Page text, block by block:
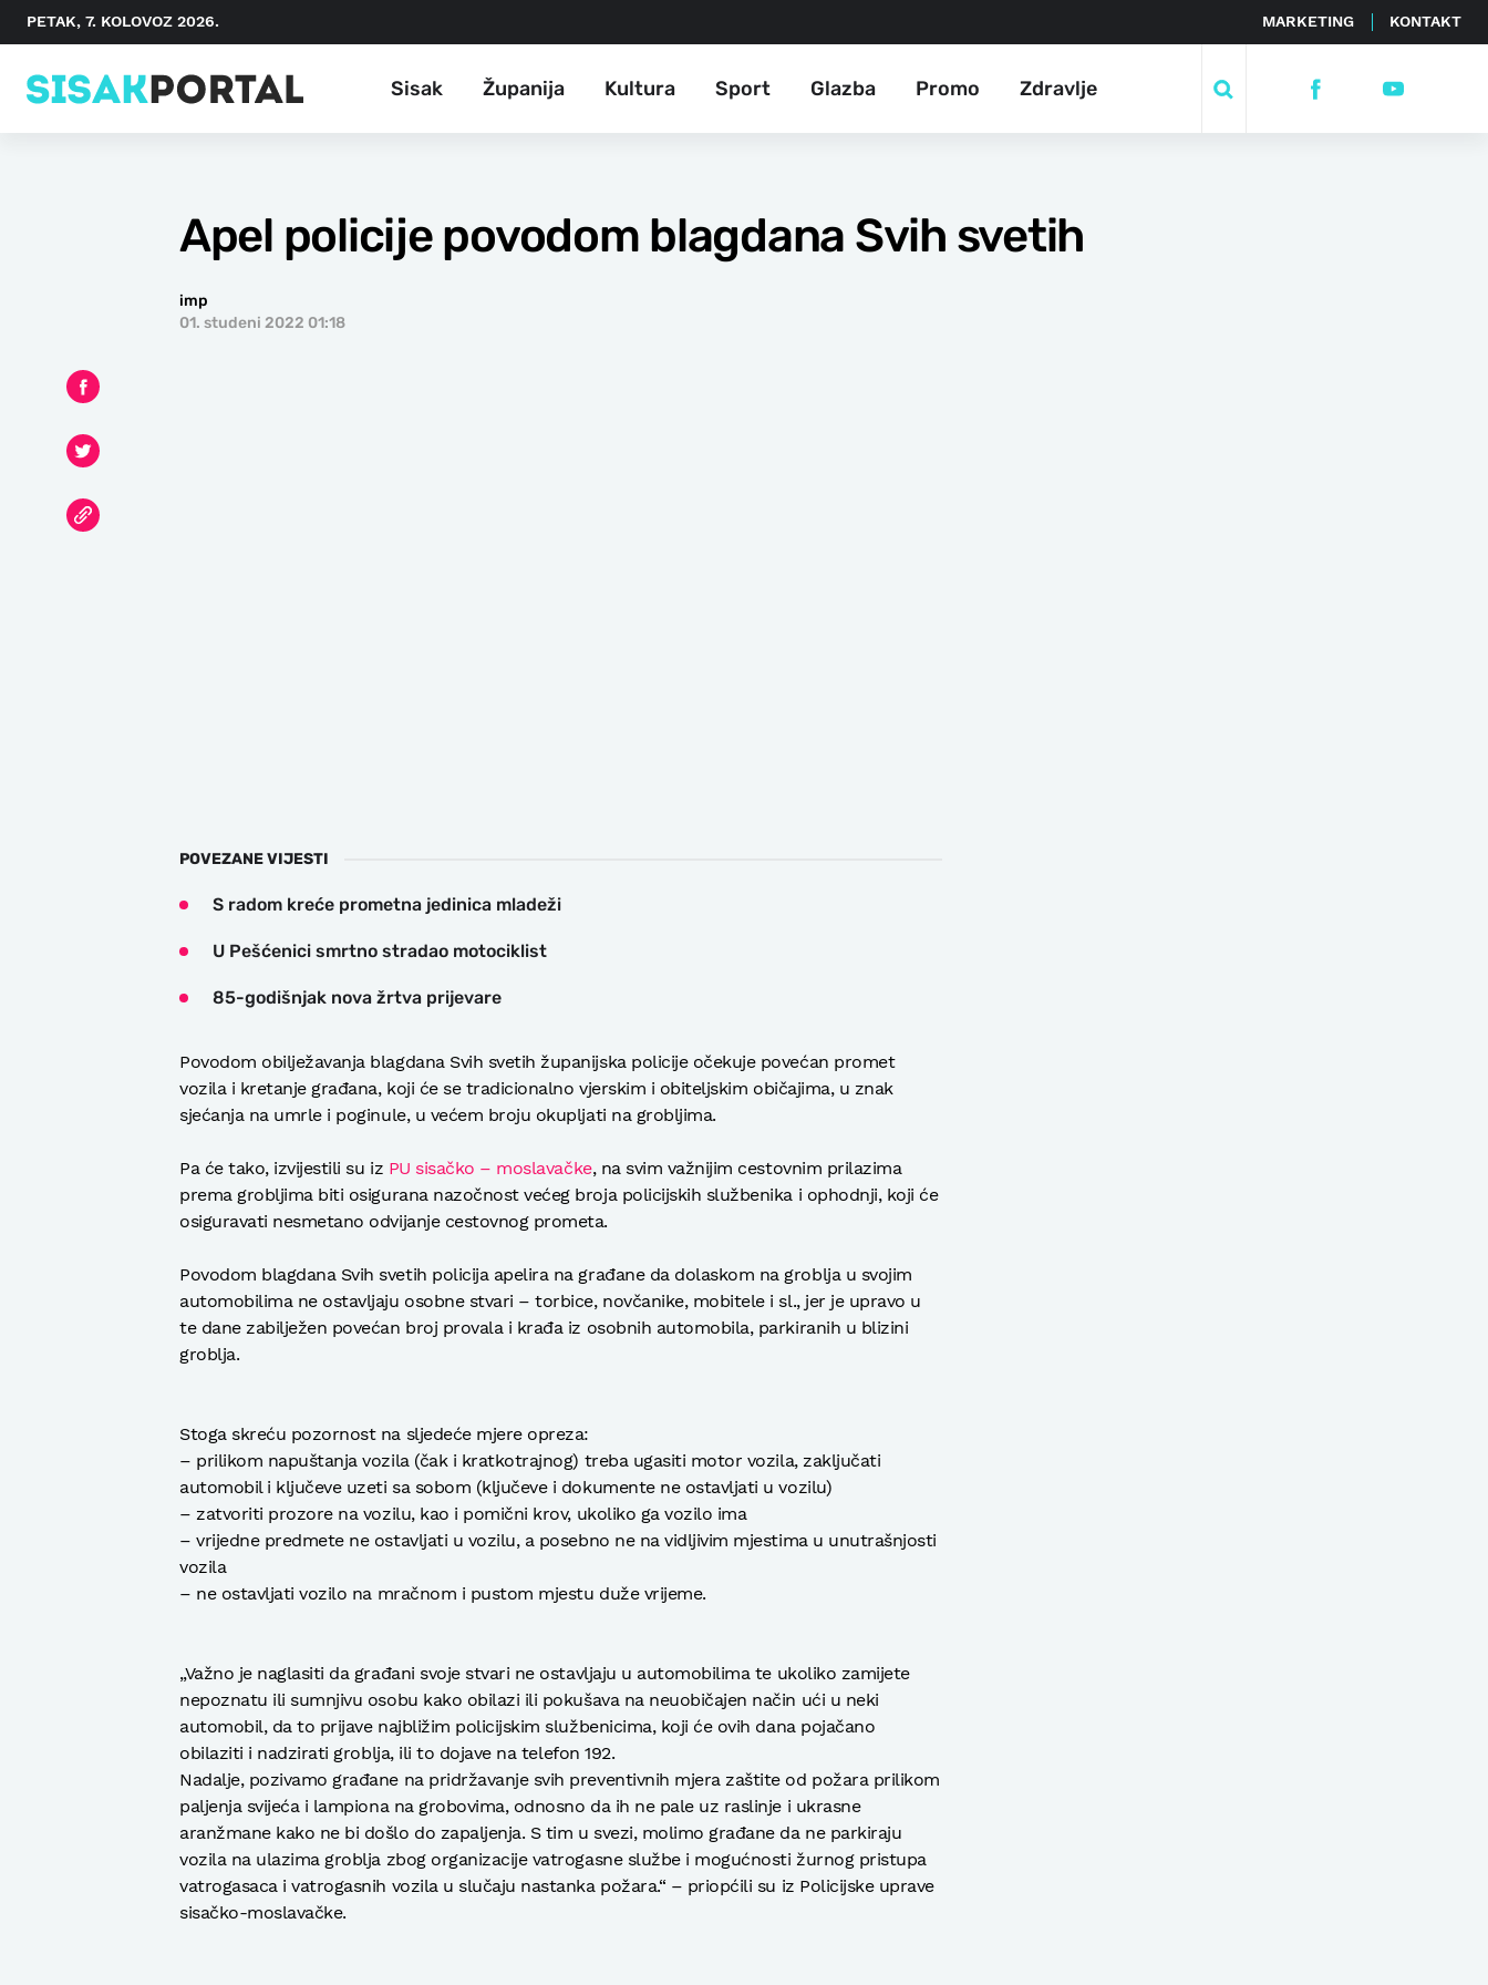
PETAK, 7. KOLOVOZ 2026. MARKETING KONTAKT
Sisak Županija Kultura Sport Glazba Promo Zdravlje
Apel policije povodom blagdana Svih svetih
imp
01. studeni 2022 01:18
POVEZANE VIJESTI
S radom kreće prometna jedinica mladeži
U Pešćenici smrtno stradao motociklist
85-godišnjak nova žrtva prijevare
Povodom obilježavanja blagdana Svih svetih županijska policije očekuje povećan promet
vozila i kretanje građana, koji će se tradicionalno vjerskim i obiteljskim običajima, u znak
sjećanja na umrle i poginule, u većem broju okupljati na grobljima.
Pa će tako, izvijestili su iz PU sisačko – moslavačke, na svim važnijim cestovnim prilazima
prema grobljima biti osigurana nazočnost većeg broja policijskih službenika i ophodnji, koji će
osiguravati nesmetano odvijanje cestovnog prometa.
Povodom blagdana Svih svetih policija apelira na građane da dolaskom na groblja u svojim
automobilima ne ostavljaju osobne stvari – torbice, novčanike, mobitele i sl., jer je upravo u
te dane zabilježen povećan broj provala i krađa iz osobnih automobila, parkiranih u blizini
groblja.
Stoga skreću pozornost na sljedeće mjere opreza:
– prilikom napuštanja vozila (čak i kratkotrajnog) treba ugasiti motor vozila, zaključati
automobil i ključeve uzeti sa sobom (ključeve i dokumente ne ostavljati u vozilu)
– zatvoriti prozore na vozilu, kao i pomični krov, ukoliko ga vozilo ima
– vrijedne predmete ne ostavljati u vozilu, a posebno ne na vidljivim mjestima u unutrašnjosti
vozila
– ne ostavljati vozilo na mračnom i pustom mjestu duže vrijeme.
„Važno je naglasiti da građani svoje stvari ne ostavljaju u automobilima te ukoliko zamijete
nepoznatu ili sumnjivu osobu kako obilazi ili pokušava na neuobičajen način ući u neki
automobil, da to prijave najbližim policijskim službenicima, koji će ovih dana pojačano
obilaziti i nadzirati groblja, ili to dojave na telefon 192.
Nadalje, pozivamo građane na pridržavanje svih preventivnih mjera zaštite od požara prilikom
paljenja svijeća i lampiona na grobovima, odnosno da ih ne pale uz raslinje i ukrasne
aranžmane kako ne bi došlo do zapaljenja. S tim u svezi, molimo građane da ne parkiraju
vozila na ulazima groblja zbog organizacije vatrogasne službe i mogućnosti žurnog pristupa
vatrogasaca i vatrogasnih vozila u slučaju nastanka požara.“ – priopćili su iz Policijske uprave
sisačko-moslavačke.